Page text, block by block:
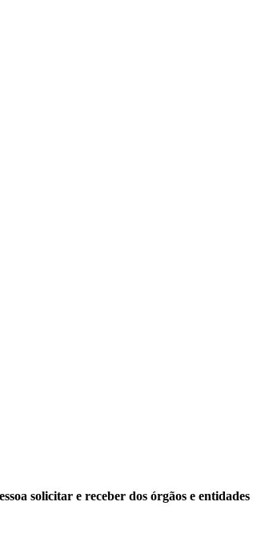
solicitar e receber dos órgãos e entidades